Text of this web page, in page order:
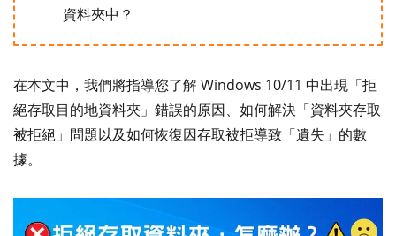
資料夾中？
在本文中，我們將指導您了解 Windows 10/11 中出現「拒
絕存取目的地資料夾」錯誤的原因、如何解決「資料夾存取
被拒絕」問題以及如何恢復因存取被拒導致「遺失」的數
據。